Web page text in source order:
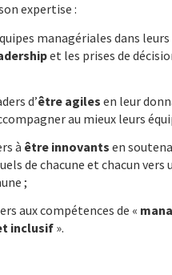
expertise :
managériales dans
et les prises de
d’être agiles en leur
au mieux leurs
à être innovants en
de chacune et chacun vers
;
aux compétences de «
inclusif».